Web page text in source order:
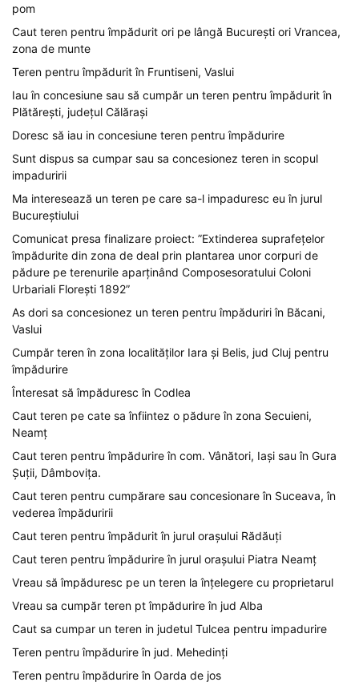
pom
Caut teren pentru împădurit ori pe lângă București ori Vrancea,
zona de munte
Teren pentru împădurit în Fruntiseni, Vaslui
Iau în concesiune sau să cumpăr un teren pentru împădurit în
Plătărești, județul Călărași
Doresc să iau in concesiune teren pentru împădurire
Sunt dispus sa cumpar sau sa concesionez teren in scopul
impaduririi
Ma interesează un teren pe care sa-l impaduresc eu în jurul
Bucureștiului
Comunicat presa finalizare proiect: ”Extinderea suprafețelor
împădurite din zona de deal prin plantarea unor corpuri de
pădure pe terenurile aparținând Composesoratului Coloni
Urbariali Florești 1892”
As dori sa concesionez un teren pentru împăduriri în Băcani,
Vaslui
Cumpăr teren în zona localităților Iara și Belis, jud Cluj pentru
împădurire
Înteresat să împăduresc în Codlea
Caut teren pe cate sa înfiintez o pădure în zona Secuieni,
Neamț
Caut teren pentru împădurire în com. Vânători, Iași sau în Gura
Șuții, Dâmbovița.
Caut teren pentru cumpărare sau concesionare în Suceava, în
vederea împăduririi
Caut teren pentru împădurit în jurul orașului Rădăuți
Caut teren pentru împădurire în jurul orașului Piatra Neamț
Vreau să împăduresc pe un teren la înțelegere cu proprietarul
Vreau sa cumpăr teren pt împădurire în jud Alba
Caut sa cumpar un teren in judetul Tulcea pentru impadurire
Teren pentru împădurire în jud. Mehedinți
Teren pentru împădurire în Oarda de jos